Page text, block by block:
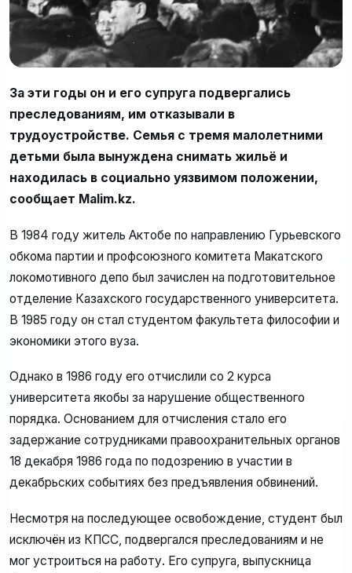
За эти годы он и его супруга подвергались
преследованиям, им отказывали в
трудоустройстве. Семья с тремя малолетними
детьми была вынуждена снимать жильё и
находилась в социально уязвимом положении,
сообщает Malim.kz.
В 1984 году житель Актобе по направлению Гурьевского
обкома партии и профсоюзного комитета Макатского
локомотивного депо был зачислен на подготовительное
отделение Казахского государственного университета.
В 1985 году он стал студентом факультета философии и
экономики этого вуза.
Однако в 1986 году его отчислили со 2 курса
университета якобы за нарушение общественного
порядка. Основанием для отчисления стало его
задержание сотрудниками правоохранительных органов
18 декабря 1986 года по подозрению в участии в
декабрьских событиях без предъявления обвинений.
Несмотря на последующее освобождение, студент был
исключён из КПСС, подвергался преследованиям и не
мог устроиться на работу. Его супруга, выпускница